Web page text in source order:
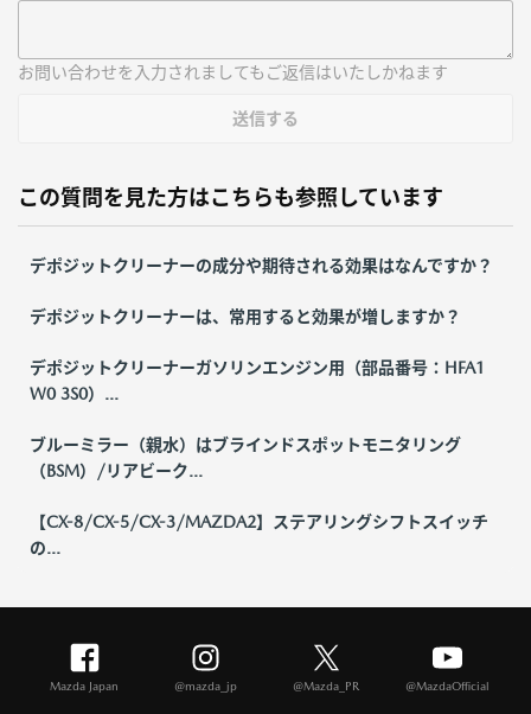
お問い合わせを入力されましてもご返信はいたしかねます
送信する
この質問を見た方はこちらも参照しています
デポジットクリーナーの成分や期待される効果はなんですか？
デポジットクリーナーは、常用すると効果が増しますか？
デポジットクリーナーガソリンエンジン用（部品番号：HFA1
W0 3S0）...
ブルーミラー（親水）はブラインドスポットモニタリング
（BSM）/リアビーク...
【CX-8/CX-5/CX-3/MAZDA2】ステアリングシフトスイッチ
の...
Mazda Japan @mazda_jp @Mazda_PR @MazdaOfficial